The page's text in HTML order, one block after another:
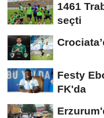
1461
seçti
Festy
FK'da